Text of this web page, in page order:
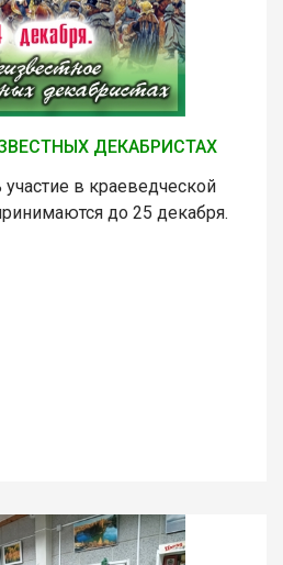
ДЕКАБРИСТАХ
в краеведческой
до 25 декабря.